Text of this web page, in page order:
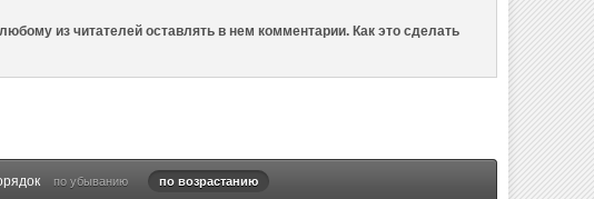
любому из читателей оставлять в нем комментарии. Как это сделать
по убыванию по возрастанию